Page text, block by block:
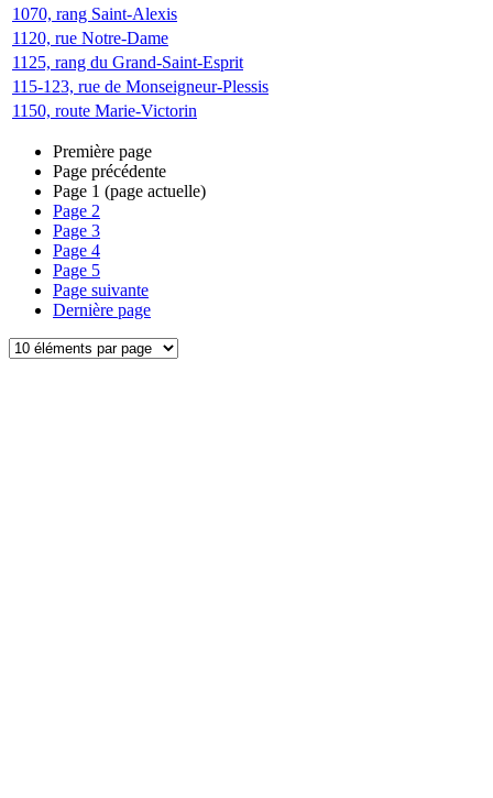
1070, rang Saint-Alexis
1120, rue Notre-Dame
1125, rang du Grand-Saint-Esprit
115-123, rue de Monseigneur-Plessis
1150, route Marie-Victorin
Première page
Page précédente
Page 1 (page actuelle)
Page 2
Page 3
Page 4
Page 5
Page suivante
Dernière page